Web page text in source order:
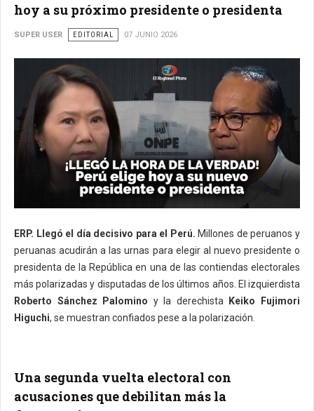
hoy a su próximo presidente o presidenta
SUPER USER EDITORIAL 07 JUNIO 2026
ERP. Llegó el día decisivo para el Perú. Millones de peruanos y
peruanas acudirán a las urnas para elegir al nuevo presidente o
presidenta de la República en una de las contiendas electorales
más polarizadas y disputadas de los últimos años. El izquierdista
Roberto Sánchez Palomino y la derechista Keiko Fujimori
Higuchi, se muestran confiados pese a la polarización.
Una segunda vuelta electoral con
acusaciones que debilitan más la